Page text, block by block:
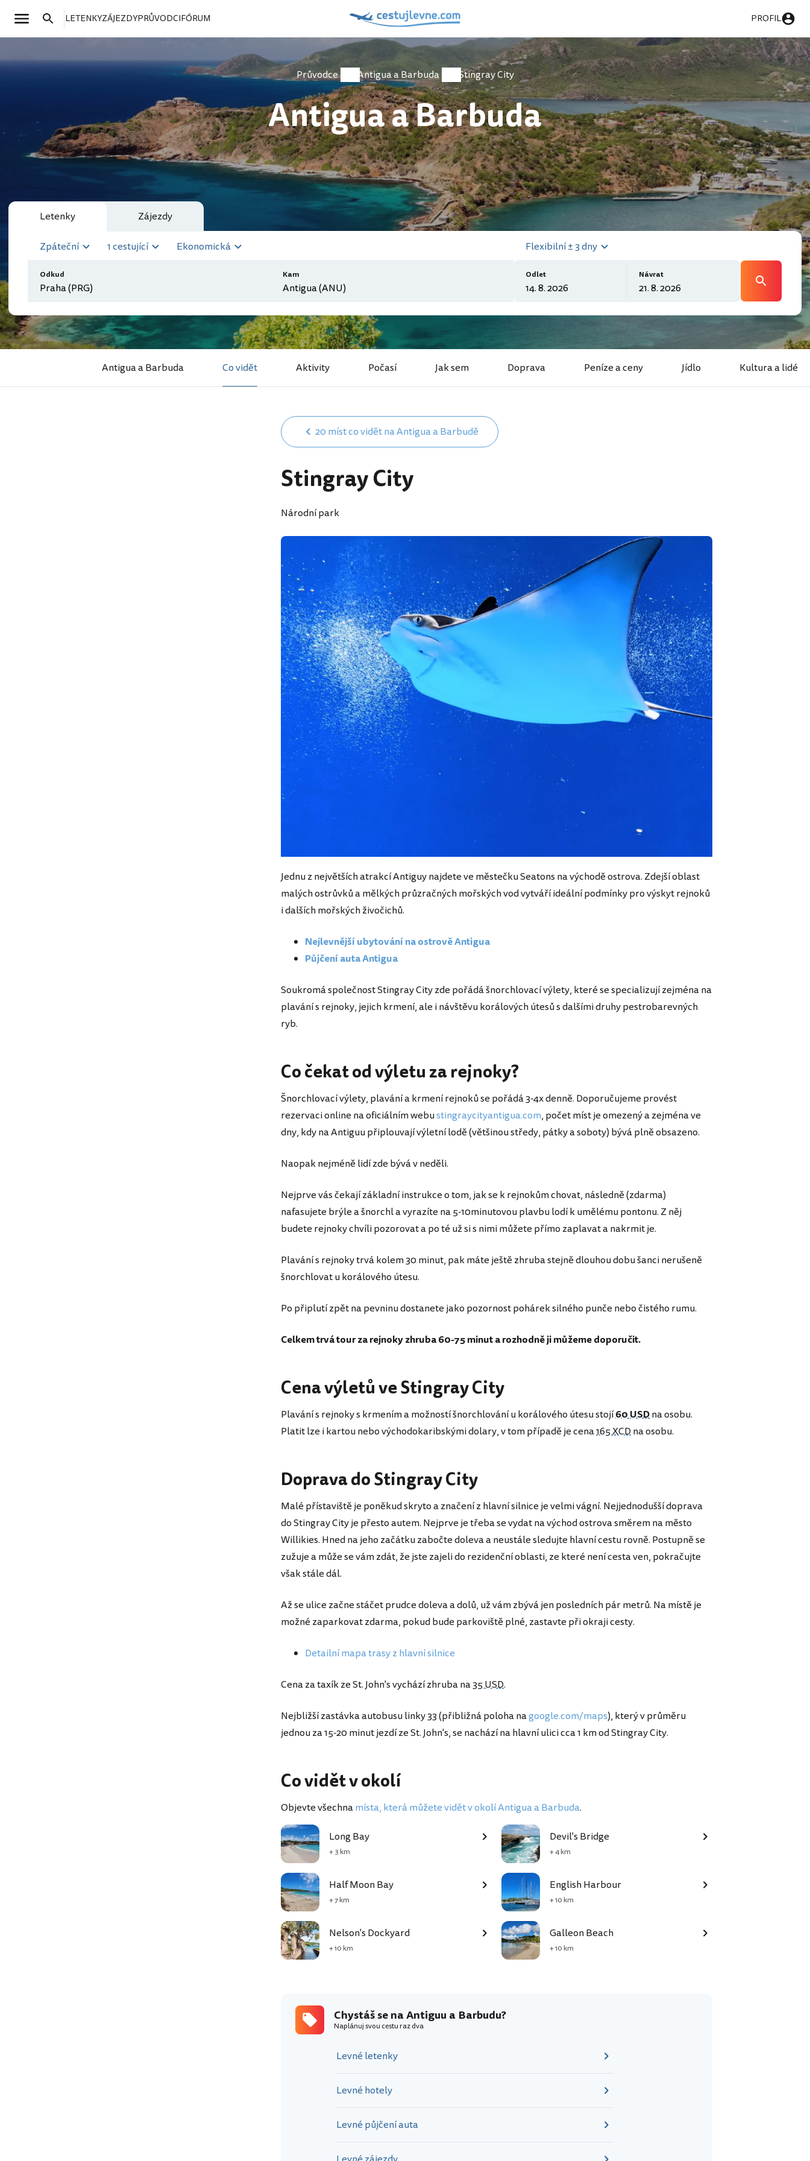
LETENKYZÁJEZDYPRŮVODCIFÓRUM PROFIL
Průvodce Antigua a Barbuda Stingray City
Antigua a Barbuda
Letenky Zájezdy
Zpáteční 1 cestující Ekonomická
Odkud Kam
Flexibilní ± 3 dny
Odlet Návrat
Antigua a Barbuda Co vidět Aktivity Počasí Jak sem Doprava Peníze a ceny Jídlo Kultura a lidé
20 míst co vidět na Antigua a Barbudě
Stingray City
Národní park
Jednu z největších atrakcí Antiguy najdete ve městečku Seatons na východě ostrova. Zdejší oblast
malých ostrůvků a mělkých průzračných mořských vod vytváří ideální podmínky pro výskyt rejnoků
i dalších mořských živočichů.
Nejlevnější ubytování na ostrově Antigua
Půjčení auta Antigua
Soukromá společnost Stingray City zde pořádá šnorchlovací výlety, které se specializují zejména na
plavání s rejnoky, jejich krmení, ale i návštěvu korálových útesů s dalšími druhy pestrobarevných
ryb.
Co čekat od výletu za rejnoky?
Šnorchlovací výlety, plavání a krmení rejnoků se pořádá 3-4x denně. Doporučujeme provést
rezervaci online na oficiálním webustingraycityantigua.com, počet míst je omezený a zejména ve
dny, kdy na Antiguu připlouvají výletní lodě (většinou středy, pátky a soboty) bývá plně obsazeno.
Naopak nejméně lidí zde bývá v neděli.
Nejprve vás čekají základní instrukce o tom, jak se k rejnokům chovat, následně (zdarma)
nafasujete brýle a šnorchl a vyrazíte na 5-10minutovou plavbu lodí k umělému pontonu. Z něj
budete rejnoky chvíli pozorovat a po té už si s nimi můžete přímo zaplavat a nakrmit je.
Plavání s rejnoky trvá kolem 30 minut, pak máte ještě zhruba stejně dlouhou dobu šanci nerušeně
šnorchlovat u korálového útesu.
Po připlutí zpět na pevninu dostanete jako pozornost pohárek silného punče nebo čistého rumu.
Celkem trvá tour za rejnoky zhruba 60-75 minut a rozhodně ji můžeme doporučit.
Cena výletů ve Stingray City
Plavání s rejnoky s krmením a možností šnorchlování u korálového útesu stojí60 USDna osobu.
Platit lze i kartou nebo východokaribskými dolary, v tom případě je cena165 XCDna osobu.
Doprava do Stingray City
Malé přístaviště je poněkud skryto a značení z hlavní silnice je velmi vágní. Nejjednodušší doprava
do Stingray City je přesto autem. Nejprve je třeba se vydat na východ ostrova směrem na město
Willikies. Hned na jeho začátku zabočte doleva a neustále sledujte hlavní cestu rovně. Postupně se
zužuje a může se vám zdát, že jste zajeli do rezidenční oblasti, ze které není cesta ven, pokračujte
však stále dál.
Až se ulice začne stáčet prudce doleva a dolů, už vám zbývá jen posledních pár metrů. Na místě je
možné zaparkovat zdarma, pokud bude parkoviště plné, zastavte při okraji cesty.
Detailní mapa trasy z hlavní silnice
Cena za taxík ze St. John's vychází zhruba na35 USD.
Nejbližší zastávka autobusu linky 33 (přibližná poloha nagoogle.com/maps), který v průměru
jednou za 15-20 minut jezdí ze St. John's, se nachází na hlavní ulici cca 1 km od Stingray City.
Co vidět v okolí
Objevte všechnamísta, která můžete vidět v okolí Antigua a Barbuda.
Long Bay
+ 3 km
Devil's Bridge
+ 4 km
Half Moon Bay
+ 7 km
English Harbour
+ 10 km
Nelson's Dockyard
+ 10 km
Galleon Beach
+ 10 km
Chystáš se na Antiguu a Barbudu?
Naplánuj svou cestu raz dva
Levné letenky
Levné hotely
Levné půjčení auta